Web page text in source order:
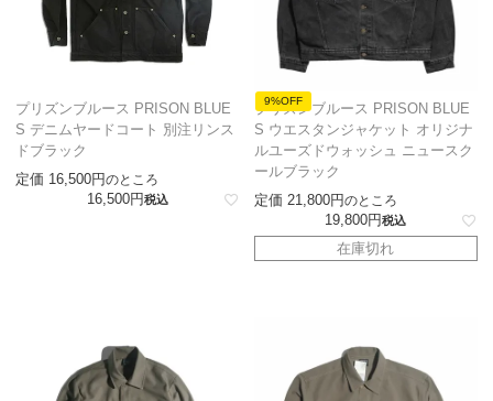
プリズンブルース PRISON BLUE
S デニムヤードコート 別注リンス
ドブラック
定価 16,500 のところ
16,500 税込
9%OFF
プリズンブルース PRISON BLUE
S ウエスタンジャケット オリジナ
ルユーズドウォッシュ ニュースク
ールブラック
定価 21,800 のところ
19,800 税込
在庫切れ